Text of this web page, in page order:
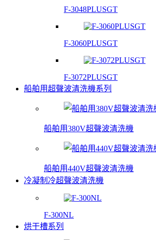
F-3048PLUSGT
F-3060PLUSGT
F-3072PLUSGT
船舶用超聲波清洗機系列
船舶用380V超聲波清洗機
船舶用440V超聲波清洗機
冷凝制冷超聲波清洗機
F-300NL
烘干槽系列